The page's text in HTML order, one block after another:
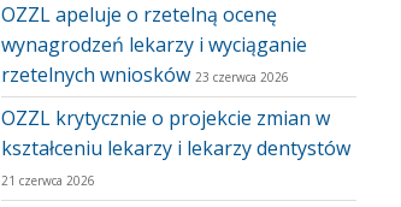
OZZL apeluje o rzetelną ocenę
wynagrodzeń lekarzy i wyciąganie
rzetelnych wniosków 23 czerwca 2026
OZZL krytycznie o projekcie zmian w
kształceniu lekarzy i lekarzy dentystów
21 czerwca 2026